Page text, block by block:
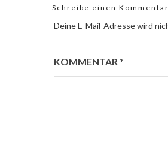
Schreibe einen Kommentar
Deine E-Mail-Adresse wird
KOMMENTAR *